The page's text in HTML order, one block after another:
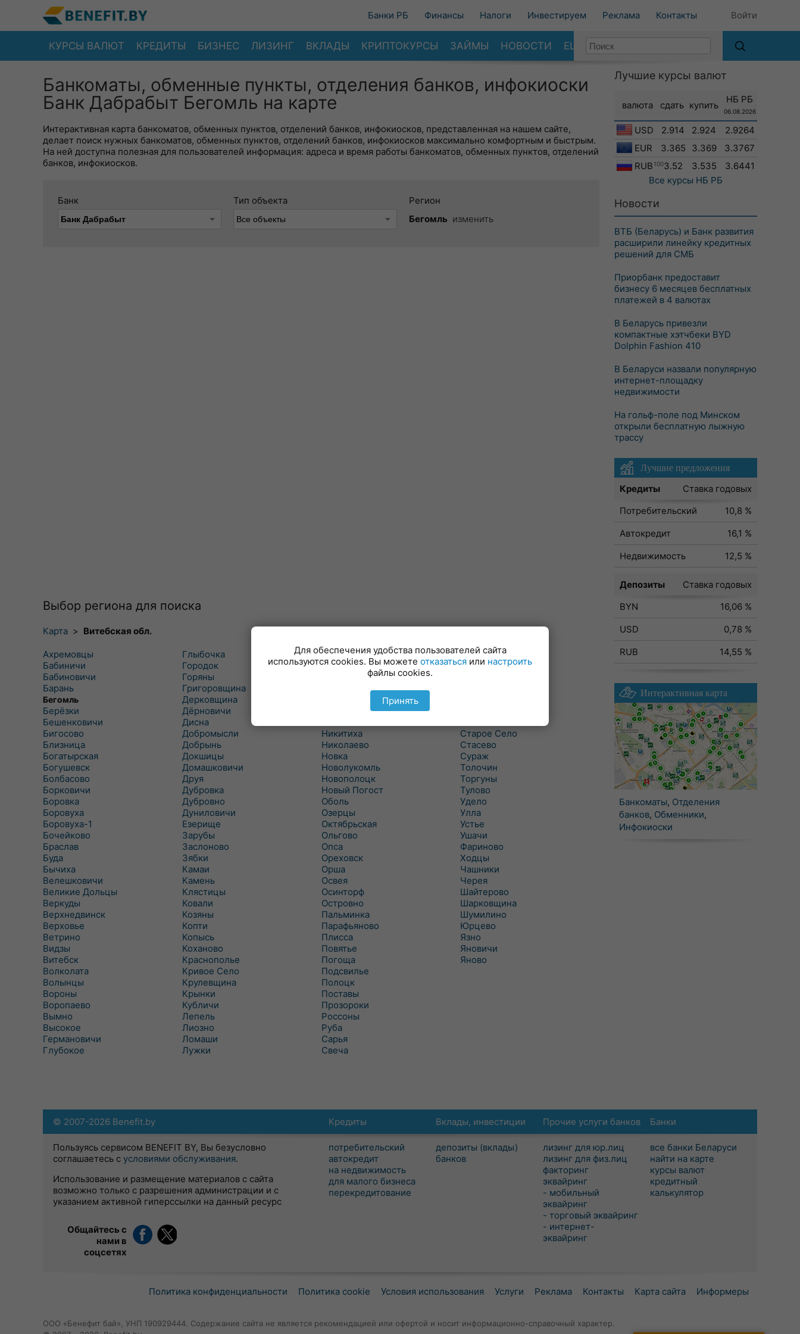
Банки РБ Финансы Налоги Инвестируем Реклама Контакты Войти
КУРСЫ ВАЛЮТ КРЕДИТЫ БИЗНЕС ЛИЗИНГ ВКЛАДЫ КРИПТОКУРСЫ ЗАЙМЫ НОВОСТИ ЕЩЕ
Банкоматы, обменные пункты, отделения банков, инфокиоски
Банк Дабрабыт Бегомль на карте
Интерактивная карта банкоматов, обменных пунктов, отделений банков, инфокиосков, представленная на нашем сайте,
делает поиск нужных банкоматов, обменных пунктов, отделений банков, инфокиосков максимально комфортным и быстрым.
На ней доступна полезная для пользователей информация: адреса и время работы банкоматов, обменных пунктов, отделений
банков, инфокиосков.
Банк Тип объекта
Регион
Бегомль изменить
Выбор региона для поиска
Карта > Витебская обл.
Ахремовцы
Бабиничи
Бабиновичи
Барань
Бегомль
Берёзки
Бешенковичи
Бигосово
Близница
Богатырская
Богушевск
Болбасово
Борковичи
Боровка
Боровуха
Боровуха-1
Бочейково
Браслав
Буда
Бычиха
Велешковичи
Великие Дольцы
Веркуды
Верхнедвинск
Верховье
Ветрино
Видзы
Витебск
Волколата
Волынцы
Вороны
Воропаево
Вымно
Высокое
Германовичи
Глубокое
Глыбочка
Городок
Горяны
Григоровщина
Дерковщина
Дёрновичи
Дисна
Добромысли
Добрынь
Докшицы
Домашковичи
Друя
Дубровка
Дубровно
Дуниловичи
Езерище
Зарубы
Заслоново
Зябки
Камаи
Камень
Клястицы
Ковали
Козяны
Копти
Копысь
Коханово
Краснополье
Кривое Село
Крулевщина
Крынки
Кубличи
Лепель
Лиозно
Ломаши
Лужки
Лынтупы
Ляды
Мишневичи
Никитиха
Николаево
Новка
Новолукомль
Новополоцк
Новый Погост
Оболь
Озерцы
Октябрьская
Ольгово
Опса
Ореховск
Орша
Освея
Осинторф
Островно
Пальминка
Парафьяново
Плисса
Повятье
Погоща
Подсвилье
Полоцк
Поставы
Прозороки
Россоны
Руба
Сарья
Свеча
Селявщина
Сенно
Старое Село
Стасево
Сураж
Толочин
Торгуны
Тулово
Удело
Улла
Устье
Ушачи
Фариново
Ходцы
Чашники
Черея
Шайтерово
Шарковщина
Шумилино
Юрцево
Язно
Яновичи
Яново
Лучшие курсы валют
валюта сдать купить
НБ РБ
06.08.2026
USD 2.914 2.924
2.9264
EUR
3.365 3.369
3.3767
RUB 1003.52 3.535
3.6441
Все курсы НБ РБ
Новости
ВТБ (Беларусь) и Банк развития
расширили линейку кредитных
решений для СМБ
Приорбанк предоставит
бизнесу 6 месяцев бесплатных
платежей в 4 валютах
В Беларусь привезли
компактные хэтчбеки BYD
Dolphin Fashion 410
В Беларуси назвали популярную
интернет-площадку
недвижимости
На гольф-поле под Минском
открыли бесплатную лыжную
трассу
Лучшие предложения
Кредиты
Ставка годовых
Потребительский
10,8 %
Автокредит
16,1 %
Недвижимость
12,5 %
Депозиты
Ставка годовых
BYN
16,06 %
USD
0,78 %
RUB
14,55 %
Интерактивная карта
Банкоматы, Отделения
банков, Обменники,
Инфокиоски
Кредиты
потребительский
автокредит
на недвижимость
для малого бизнеса
перекредитование
Вклады, инвестиции
депозиты (вклады)
банков
Прочие услуги банков
лизинг для юр.лиц
лизинг для физ.лиц
факторинг
эквайринг
- мобильный
эквайринг
- торговый эквайринг
- интернет-
эквайринг
Банки
все банки Беларуси
найти на карте
курсы валют
кредитный
калькулятор
© 2007-2026 Benefit.by
Пользуясь сервисом BENEFIT BY, Вы безусловно
соглашаетесь с условиями обслуживания.
Использование и размещение материалов с сайта
возможно только с разрешения администрации и с
указанием активной гиперссылки на данный ресурс
Общайтесь с
нами в
соцсетях
Политика конфиденциальности Политика cookie Условия использования Услуги Реклама Контакты Карта сайта Информеры
ООО «Бенефит бай», УНП 190929444. Содержание сайта не является рекомендацией или офертой и носит информационно-справочный характер.
Для обеспечения удобства пользователей сайта
используются cookies. Вы можете отказаться или настроить
файлы cookies.
Принять